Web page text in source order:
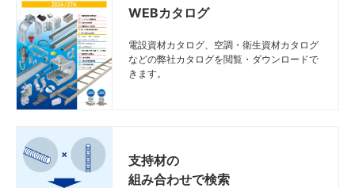
WEBカタログ
電設資材カタログ、空調・衛生資材カタログ
などの弊社カタログを閲覧・ダウンロードで
きます。
支持材の
組み合わせで検索